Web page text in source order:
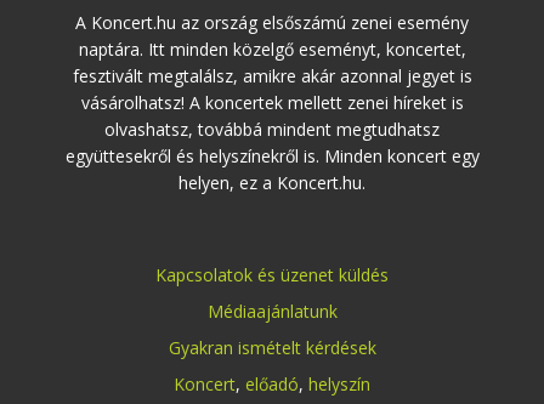
A Koncert.hu az ország elsőszámú zenei esemény
naptára. Itt minden közelgő eseményt, koncertet,
fesztivált megtalálsz, amikre akár azonnal jegyet is
vásárolhatsz! A koncertek mellett zenei híreket is
olvashatsz, továbbá mindent megtudhatsz
együttesekről és helyszínekről is. Minden koncert egy
helyen, ez a Koncert.hu.
Kapcsolatok és üzenet küldés
Médiaajánlatunk
Gyakran ismételt kérdések
Koncert, előadó, helyszín